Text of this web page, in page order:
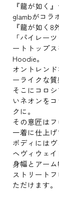
『龍が如く
glambがコラ
『龍が如く8
「パイレー
ートトップ
Hoodie。
オントレン
ーライクな
そこにコロ
いネオンを
クに。
その意匠は
一着に仕上げ
ボディには
ヘヴィウェイ
身幅とアー
ストリート
ただけます。